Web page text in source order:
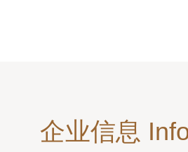
企业信息